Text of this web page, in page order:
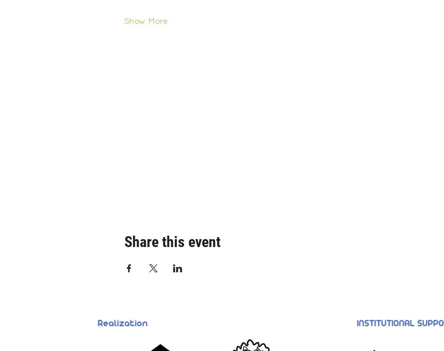
Show More
Share this event
Realization INSTITUTIONAL